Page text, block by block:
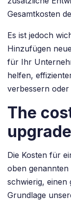
Gesamtkosten
Es ist jedoch
Hinzufügen
für Ihr
helfen,
verbessern
The
upgrade
Die Kosten für
oben
schwierig, einen
Grundlage